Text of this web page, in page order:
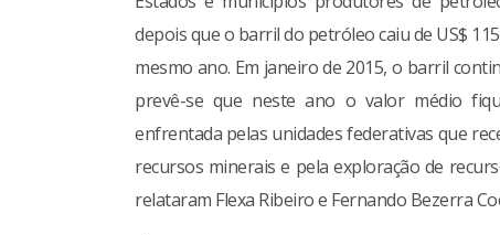
depois que o barril do petróleo caiu de US$
mesmo ano. Em janeiro de 2015, o barril
prevê-se que neste ano o valor médio
enfrentada pelas unidades federativas que
recursos minerais e pela exploração de
relataram Flexa Ribeiro e Fernando Bezerra